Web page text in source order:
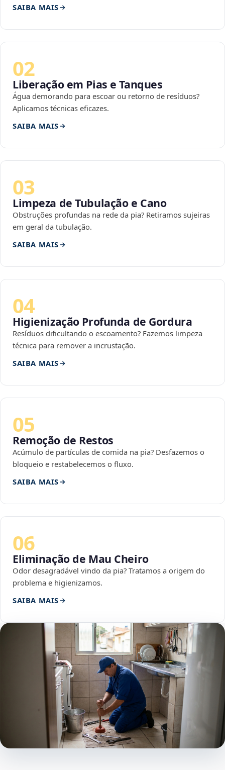
SAIBA MAIS
02
Liberação em Pias e Tanques
Água demorando para escoar ou retorno de resíduos?
Aplicamos técnicas eficazes.
SAIBA MAIS
03
Limpeza de Tubulação e Cano
Obstruções profundas na rede da pia? Retiramos sujeiras
em geral da tubulação.
SAIBA MAIS
04
Higienização Profunda de Gordura
Resíduos dificultando o escoamento? Fazemos limpeza
técnica para remover a incrustação.
SAIBA MAIS
05
Remoção de Restos
Acúmulo de partículas de comida na pia? Desfazemos o
bloqueio e restabelecemos o fluxo.
SAIBA MAIS
06
Eliminação de Mau Cheiro
Odor desagradável vindo da pia? Tratamos a origem do
problema e higienizamos.
SAIBA MAIS